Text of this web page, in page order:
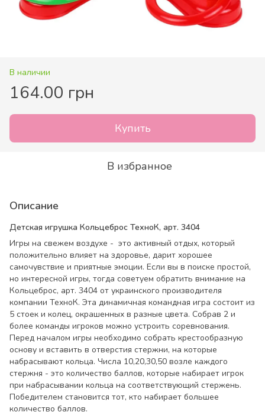
В наличии
164.00 грн
Купить
В избранное
Описание
Детская игрушка Кольцеброс ТехноК, арт. 3404
Игры на свежем воздухе - это активный отдых, который
положительно влияет на здоровье, дарит хорошее
самочувствие и приятные эмоции. Если вы в поиске простой,
но интересной игры, тогда советуем обратить внимание на
Кольцеброс, арт. 3404 от украинского производителя
компании ТехноК. Эта динамичная командная игра состоит из
5 стоек и колец, окрашенных в разные цвета. Собрав 2 и
более команды игроков можно устроить соревнования.
Перед началом игры необходимо собрать крестообразную
основу и вставить в отверстия стержни, на которые
набрасывают кольца. Числа 10,20,30,50 возле каждого
стержня - это количество баллов, которые набирает игрок
при набрасывании кольца на соответствующий стержень.
Победителем становится тот, кто набирает большее
количество баллов.